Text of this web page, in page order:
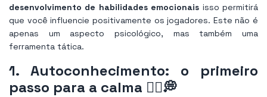
desenvolvimento de habilidades emocionais isso permitirá
que você influencie positivamente os jogadores. Este não é
apenas um aspecto psicológico, mas também uma
ferramenta tática.
1. Autoconhecimento: o primeiro
passo para a calma 🧘‍♂️💭